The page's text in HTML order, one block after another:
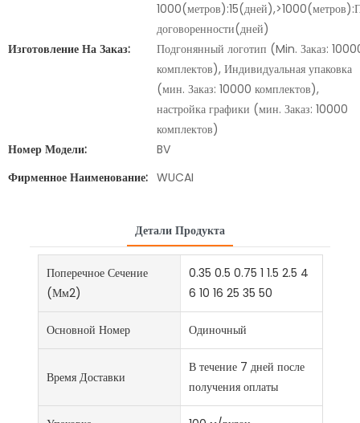
договоренности(дней)
Изготовление На Заказ:
Подгонянный логотип (Min. Заказ:
комплектов), Индивидуальная упаковка
(мин. Заказ: 10000 комплектов),
настройка графики (мин. Заказ: 10000
комплектов)
Номер Модели:
BV
Фирменное Наименование: WUCAI
Детали Продукта
Поперечное Сечение
(мм2)
0.35 0.5 0.75 1 1.5 2.5 4
6 10 16 25 35 50
Основной Номер Одиночный
Время Доставки
В течение 7 дней после
получения оплаты